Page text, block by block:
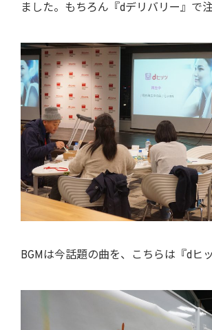
ました。もちろん『dデリバリー』で
BGMは今話題の曲を、こちらは『dヒ